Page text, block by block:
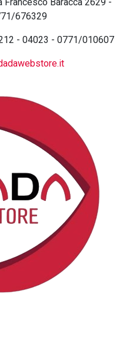
Francesco Baracca 2629 -
676329
- 04023 - 0771/010607